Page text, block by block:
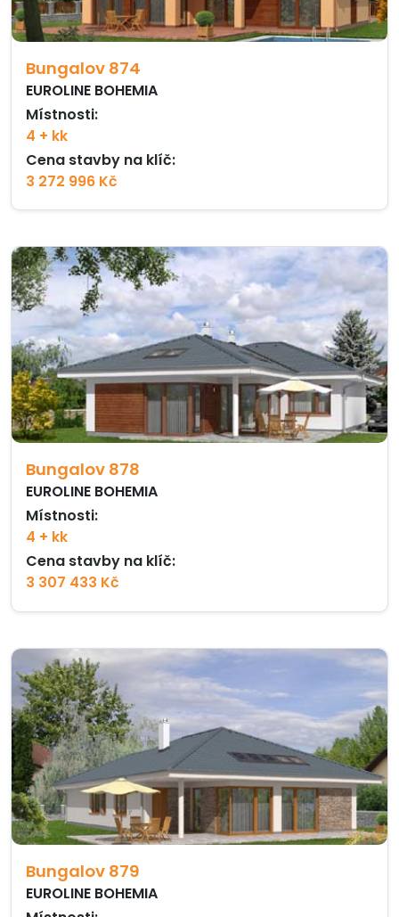
Bungalov 874
EUROLINE BOHEMIA
Místnosti:
4 + kk
Cena stavby na klíč:
3 272 996 Kč
Bungalov 878
EUROLINE BOHEMIA
Místnosti:
4 + kk
Cena stavby na klíč:
3 307 433 Kč
Bungalov 879
EUROLINE BOHEMIA